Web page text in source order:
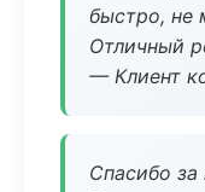
быстро, не
Отличный
— Клиент
Спасибо за